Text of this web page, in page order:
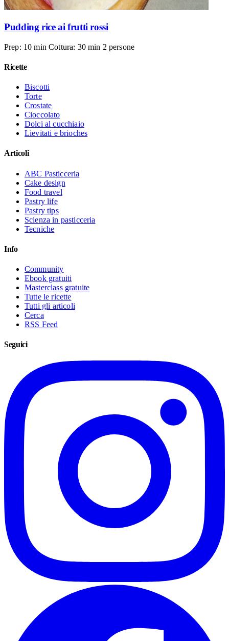
Pudding rice ai frutti rossi
Prep: 10 min Cottura: 30 min 2 persone
Ricette
Biscotti
Torte
Crostate
Cioccolato
Dolci al cucchiaio
Lievitati e brioches
Articoli
ABC Pasticceria
Cake design
Food travel
Pastry life
Pastry tips
Scienza in pasticceria
Tecniche
Info
Community
Ebook gratuiti
Masterclass gratuite
Tutte le ricette
Tutti gli articoli
Cerca
RSS Feed
Seguici